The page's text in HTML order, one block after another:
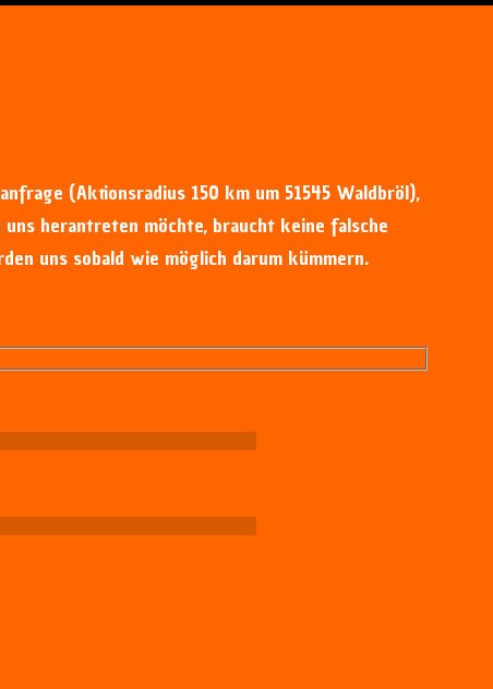
(Aktionsradius 150 km um 51545 Waldbröl),
herantreten möchte, braucht keine falsche
uns sobald wie möglich darum kümmern.